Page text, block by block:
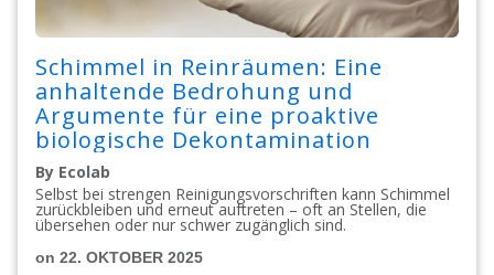
Schimmel in Reinräumen: Eine
anhaltende Bedrohung und
Argumente für eine proaktive
biologische Dekontamination
By Ecolab
Selbst bei strengen Reinigungsvorschriften kann Schimmel
zurückbleiben und erneut auftreten – oft an Stellen, die
übersehen oder nur schwer zugänglich sind.
on 22. OKTOBER 2025